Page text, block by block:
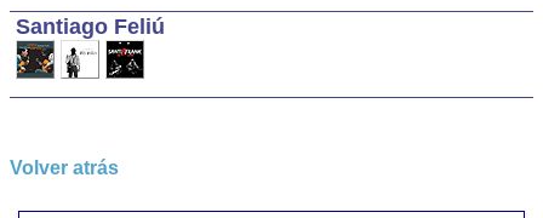
Santiago Feliú
Volver atrás